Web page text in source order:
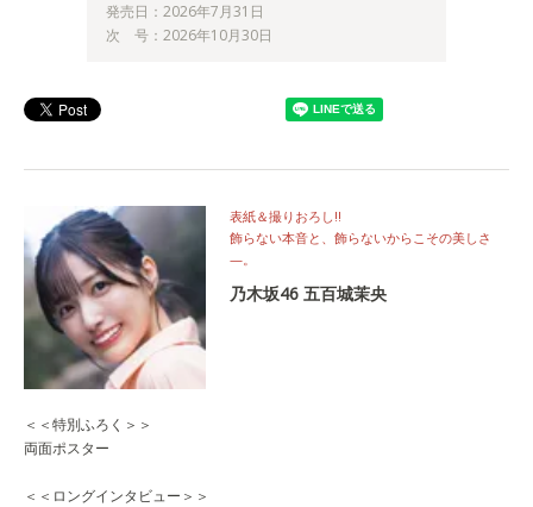
発売日：2026年7月31日
次 号：2026年10月30日
表紙＆撮りおろし‼
飾らない本音と、飾らないからこその美しさ
—。
乃木坂46 五百城茉央
＜＜特別ふろく＞＞
両面ポスター
＜＜ロングインタビュー＞＞